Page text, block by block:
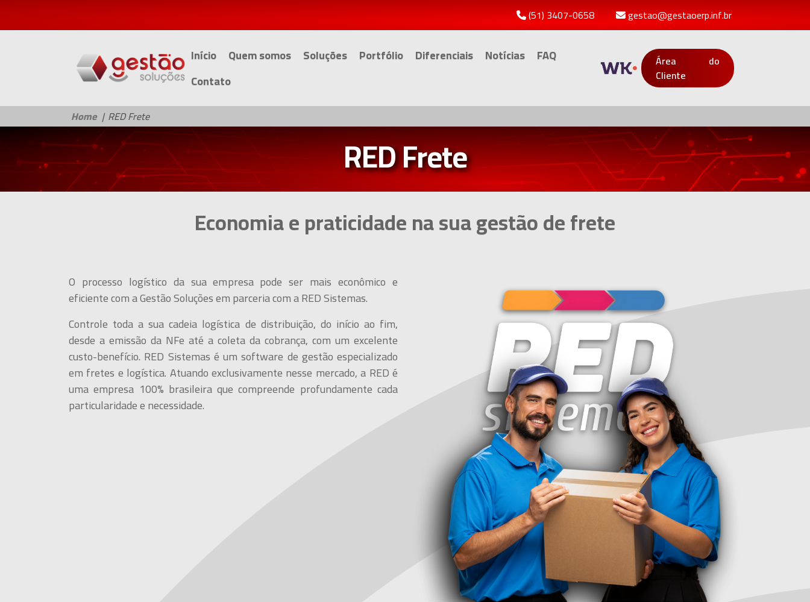
(51) 3407-0658 gestao@gestaoerp.inf.br
Início Quem somos Soluções Portfólio Diferenciais Notícias
FAQ
Contato
Área do
Cliente
Home RED Frete
RED Frete
Economia epraticidade na sua gestão de frete
O processo logístico da sua empresa pode ser mais econômico e
eficiente com a Gestão Soluções em parceria com a RED Sistemas.
Controle toda a sua cadeia logística de distribuição, do início ao fim,
desde a emissão da NFe até a coleta da cobrança, com um excelente
custo-benefício. RED Sistemas é um software de gestão especializado
em fretes e logística. Atuando exclusivamente nesse mercado, a RED é
uma empresa 100% brasileira que compreende profundamente cada
particularidade e necessidade.